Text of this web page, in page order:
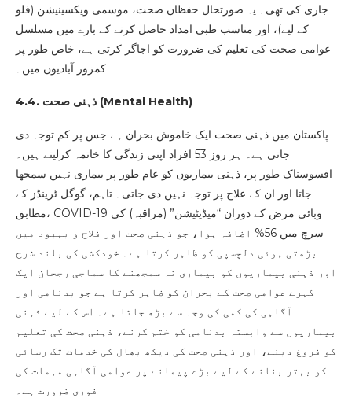
جاری کی تھی۔ یہ صورتحال حفظان صحت، موسمی ویکسینیشن (فلو
کے لیے)، اور مناسب طبی امداد حاصل کرنے کے بارے میں مسلسل
عوامی صحت کی تعلیم کی ضرورت کو اجاگر کرتی ہے، خاص طور پر
4.4. ذہنی صحت (Mental Health)
پاکستان میں ذہنی صحت ایک خاموش بحران ہے جس پر کم توجہ دی
جاتی ہے۔ ہر روز 53 افراد اپنی زندگی کا خاتمہ کرلیتے ہیں۔
افسوسناک طور پر، ذہنی بیماریوں کو عام طور پر بیماری نہیں سمجھا
جاتا اور ان کے علاج پر توجہ نہیں دی جاتی۔ تاہم، گوگل ٹرینڈز کے
مطابق، COVID-19 وبائی مرض کے دوران “میڈیٹیشن” (مراقبہ) کی
سرچ میں 56% اضافہ ہوا، جو ذہنی صحت اور فلاح و بہبود میں
بڑھتی ہوئی دلچسپی کو ظاہر کرتا ہے۔ خودکشی کی بلند شرح
اور ذہنی بیماریوں کو بیماری نہ سمجھنے کا سماجی رجحان ایک
گہرے عوامی صحت کے بحران کو ظاہر کرتا ہے جو بدنامی اور
آگاہی کی کمی کی وجہ سے بڑھ جاتا ہے۔ اس کے لیے ذہنی
بیماریوں سے وابستہ بدنامی کو ختم کرنے، ذہنی صحت کی تعلیم
کو فروغ دینے، اور ذہنی صحت کی دیکھ بھال کی خدمات تک رسائی
کو بہتر بنانے کے لیے بڑے پیمانے پر عوامی آگاہی مہمات کی